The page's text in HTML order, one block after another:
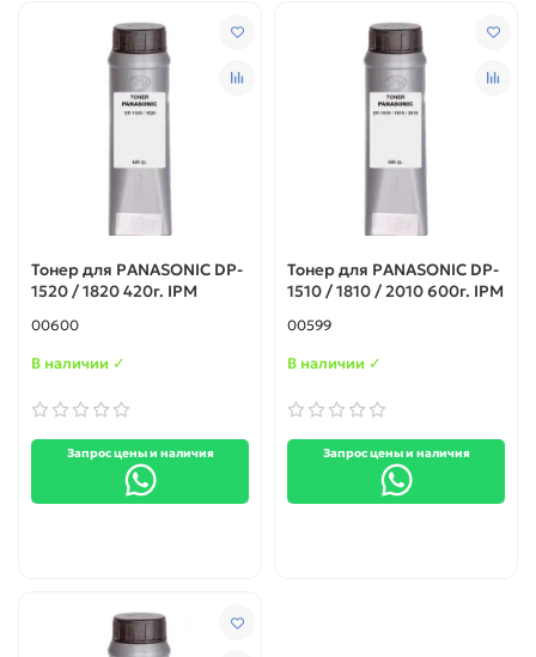
Тонер для PANASONIC DP-
1520 / 1820 420г. IPM
00600
В наличии ✓
Запрос цены и наличия
Тонер для PANASONIC DP-
1510 / 1810 / 2010 600г. IPM
00599
В наличии ✓
Запрос цены и наличия